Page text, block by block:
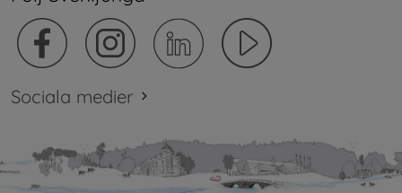
Sociala medier